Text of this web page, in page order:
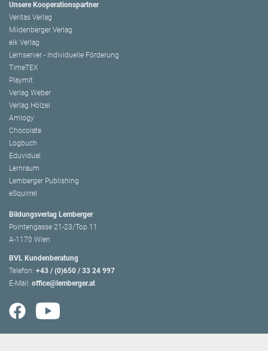
Unsere Kooperationspartner
Veritas Verlag
Mildenberger Verlag
elk Verlag
Lernserver - Individuelle Förderung
TimeTEX
Playmit
Verlag Weber
Verlag Hölzel
Amlogy
Chocolate
Logbuch
Eduvidual
Lernraum
Lemberger Publishing
eSquirrel
Bildungsverlag Lemberger
Pointengasse 21-23/Top 11
A-1170 Wien
BVL Kundenberatung
Telefon: +43 / (0)650 / 33 24 997
E-Mail: office@lemberger.at